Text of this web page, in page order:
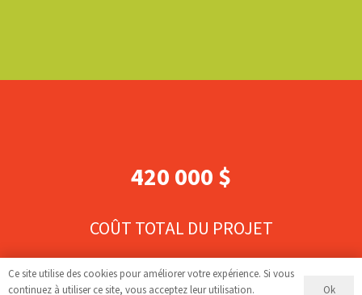
420 000 $
COÛT TOTAL DU PROJET
Ce site utilise des cookies pour améliorer votre expérience. Si vous
continuez à utiliser ce site, vous acceptez leur utilisation.
Ok